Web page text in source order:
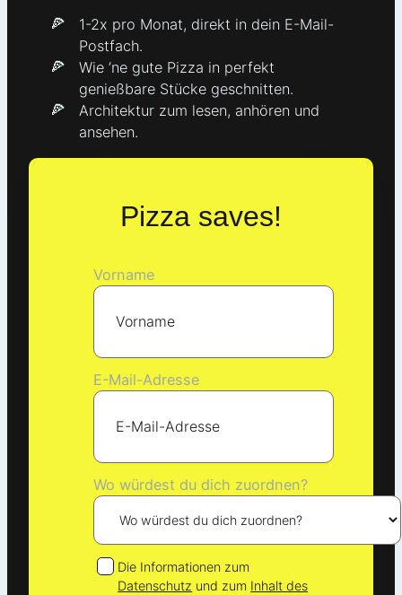
1-2x pro Monat, direkt in dein E-Mail-
Postfach.
Wie ’ne gute Pizza in perfekt
genießbare Stücke geschnitten.
Architektur zum lesen, anhören und
ansehen.
Pizza saves!
Vorname
E-Mail-Adresse
Wo würdest du dich zuordnen?
Die Informationen zum
Datenschutz und zum Inhalt des